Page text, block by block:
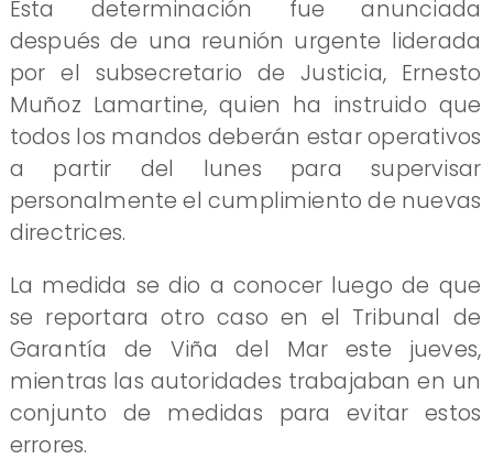
Esta determinación fue anunciada
después de una reunión urgente liderada
por el subsecretario de Justicia, Ernesto
Muñoz Lamartine, quien ha instruido que
todos los mandos deberán estar operativos
a partir del lunes para supervisar
personalmente el cumplimiento de nuevas
directrices.
La medida se dio a conocer luego de que
se reportara otro caso en el Tribunal de
Garantía de Viña del Mar este jueves,
mientras las autoridades trabajaban en un
conjunto de medidas para evitar estos
errores.